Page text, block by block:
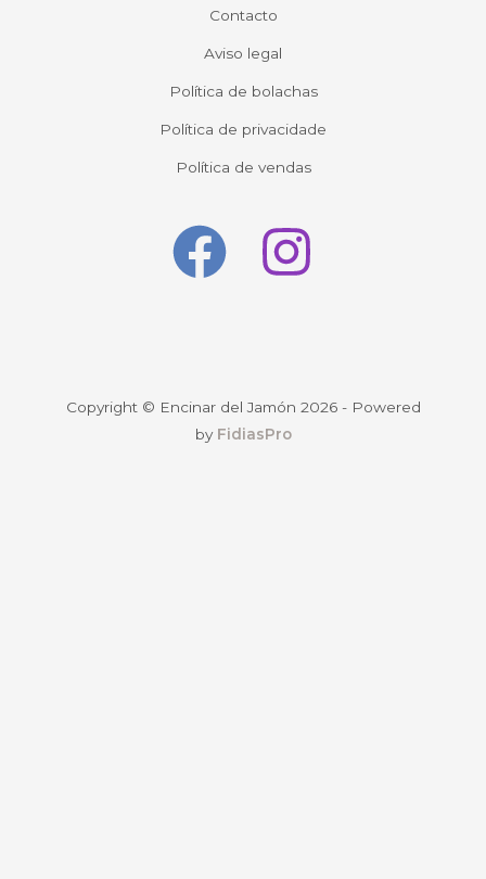
Contacto
Aviso legal
Política de bolachas
Política de privacidade
Política de vendas
Copyright © Encinar del Jamón 2026 - Powered
by FidiasPro